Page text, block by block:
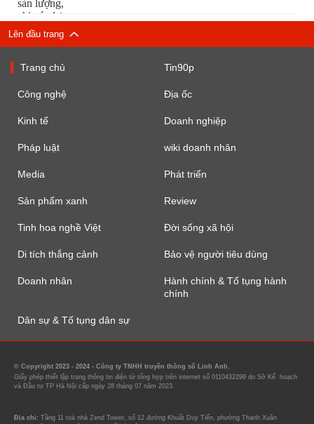
Lên đầu trang
Trang chủ Tin90p
Công nghệ Địa ốc
Kinh tế Doanh nghiệp
Pháp luật wiki doanh nhân
Media Phát triển
Sản phẩm xanh Review
Tinh hoa nghề Việt Đời sống xã hội
Di tích thắng cảnh Bảo vệ người tiêu dùng
Doanh nhân
Hành chính & Tố tụng hành
chính
Dân sự & Tố tụng dân sự
© Copyright 2023 - 2024 - Công ty TNHH truyền thông số Linh Anh.
Giấy phép thiết lập trang thông tin điện tử tổng hợp trên internet số 0110432299 do Sở Kế hoạch
và Đầu tư TP Hà Nội cấp ngày 28 tháng 07 năm 2023.
Địa chỉ: Tầng 11 toà nhà Zend Tower, số 12 đường Khuất Duy Tiến, phường Thanh Xuân